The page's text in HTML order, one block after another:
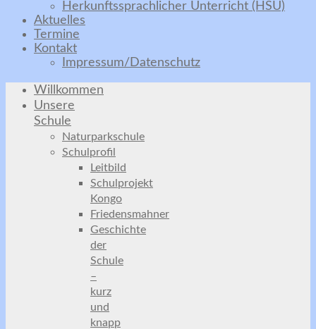
Herkunftssprachlicher Unterricht (HSU)
Aktuelles
Termine
Kontakt
Impressum/Datenschutz
Willkommen
Unsere
Schule
Naturparkschule
Schulprofil
Leitbild
Schulprojekt
Kongo
Friedensmahner
Geschichte
der
Schule
–
kurz
und
knapp